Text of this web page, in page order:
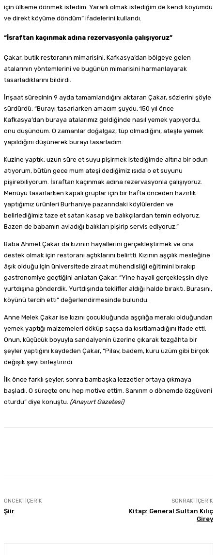
için ülkeme dönmek istedim. Yararlı olmak istediğim de kendi köyümdü
ve direkt köyüme döndüm” ifadelerini kullandı.
“İsraftan kaçınmak adına rezervasyonla çalışıyoruz”
Çakar, butik restoranın mimarisini, Kafkasya’dan bölgeye gelen
atalarının yöntemlerini ve bugünün mimarisini harmanlayarak
tasarladıklarını bildirdi.
İnşaat sürecinin 9 ayda tamamlandığını aktaran Çakar, sözlerini şöyle
sürdürdü: “Burayı tasarlarken amacım şuydu, 150 yıl önce
Kafkasya’dan buraya atalarımız geldiğinde nasıl yemek yapıyordu,
onu düşündüm. O zamanlar doğalgaz, tüp olmadığını, ateşle yemek
yapıldığını düşünerek burayı tasarladım.
Kuzine yaptık, uzun süre et suyu pişirmek istediğimde altına bir odun
atıyorum, bütün gece mum ateşi dediğimiz ısıda o et suyunu
pişirebiliyorum. İsraftan kaçınmak adına rezervasyonla çalışıyoruz.
Menüyü tasarlarken kapalı gruplar için bir hafta önceden hazırlık
yaptığımız ürünleri Burhaniye pazarındaki köylülerden ve
belirlediğimiz taze et satan kasap ve balıkçılardan temin ediyoruz.
Bazen de babamın avladığı balıkları pişirip servis ediyoruz.”
Baba Ahmet Çakar da kızının hayallerini gerçekleştirmek ve ona
destek olmak için restoranı açtıklarını belirtti. Kızının aşçılık mesleğine
âşık olduğu için üniversitede ziraat mühendisliği eğitimini bırakıp
gastronomiye geçtiğini anlatan Çakar, “Yine hayali gerçekleşsin diye
yurtdışına gönderdik. Yurtdışında teklifler aldığı halde bıraktı. Burasını,
köyünü tercih etti” değerlendirmesinde bulundu.
Anne Melek Çakar ise kızını çocukluğunda aşçılığa merakı olduğundan
yemek yaptığı malzemeleri döküp saçsa da kısıtlamadığını ifade etti.
Onun, küçücük boyuyla sandalyenin üzerine çıkarak tezgâhta bir
şeyler yaptığını kaydeden Çakar, “Pilav, badem, kuru üzüm gibi birçok
değişik şeyi birleştirirdi.
İlk önce farklı şeyler, sonra bambaşka lezzetler ortaya çıkmaya
başladı. O süreçte onu hep motive ettim. Sanırım o dönemde özgüveni
oturdu” diye konuştu. (Anayurt Gazetesi)
ÖNCEKI İÇERIK
Şiir
SONRAKI İÇERIK
Kitap: General Sultan Kılıç
Girey